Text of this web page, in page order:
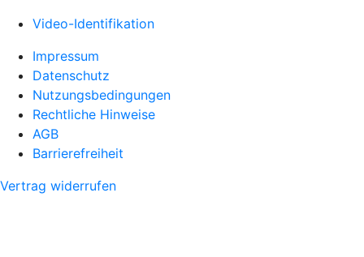
Video-Identifikation
Impressum
Datenschutz
Nutzungsbedingungen
Rechtliche Hinweise
AGB
Barrierefreiheit
Vertrag widerrufen